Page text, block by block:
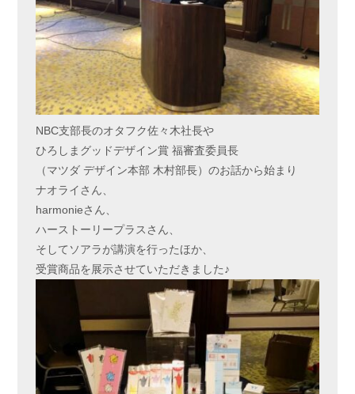
NBC支部長のオタフク佐々木社長や
ひろしまグッドデザイン賞 福審査委員長
（マツダ デザイン本部 木村部長）のお話から始まり
ナオライさん、
harmonieさん、
ハーストーリープラスさん、
そしてソアラが講演を行ったほか、
受賞商品を展示させていただきました♪